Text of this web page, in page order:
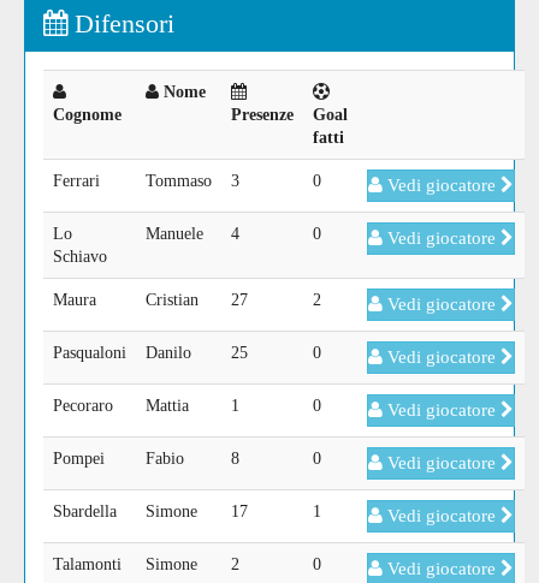
Difensori
Cognome
Nome
Presenze
Goal
fatti
Ferrari Tommaso 3 0 Vedi giocatore
Lo
Schiavo
Manuele 4 0 Vedi giocatore
Maura Cristian 27 2 Vedi giocatore
Pasqualoni Danilo 25 0 Vedi giocatore
Pecoraro Mattia 1 0 Vedi giocatore
Pompei Fabio 8 0 Vedi giocatore
Sbardella Simone 17 1 Vedi giocatore
Talamonti Simone 2 0 Vedi giocatore